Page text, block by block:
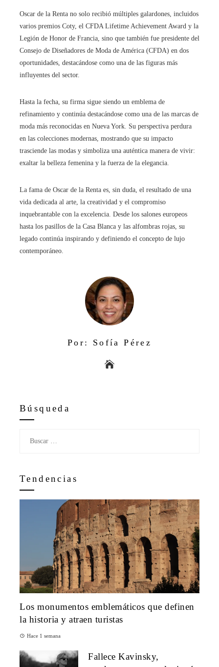
Oscar de la Renta no solo recibió múltiples galardones, incluidos
varios premios Coty, el CFDA Lifetime Achievement Award y la
Legión de Honor de Francia, sino que también fue presidente del
Consejo de Diseñadores de Moda de América (CFDA) en dos
oportunidades, destacándose como una de las figuras más
influyentes del sector.
Hasta la fecha, su firma sigue siendo un emblema de
refinamiento y continúa destacándose como una de las marcas de
moda más reconocidas en Nueva York. Su perspectiva perdura
en las colecciones modernas, mostrando que su impacto
trasciende las modas y simboliza una auténtica manera de vivir:
exaltar la belleza femenina y la fuerza de la elegancia.
La fama de Oscar de la Renta es, sin duda, el resultado de una
vida dedicada al arte, la creatividad y el compromiso
inquebrantable con la excelencia. Desde los salones europeos
hasta los pasillos de la Casa Blanca y las alfombras rojas, su
legado continúa inspirando y definiendo el concepto de lujo
contemporáneo.
Por: Sofía Pérez
Búsqueda
Tendencias
Los monumentos emblemáticos que definen
la historia y atraen turistas
Hace 1 semana
Fallece Kavinsky,